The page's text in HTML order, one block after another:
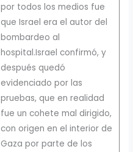
por todos los medios fue
que Israel era el autor del
bombardeo al
hospital.Israel confirmó, y
después quedó
evidenciado por las
pruebas, que en realidad
fue un cohete mal dirigido,
con origen en el interior de
Gaza por parte de los